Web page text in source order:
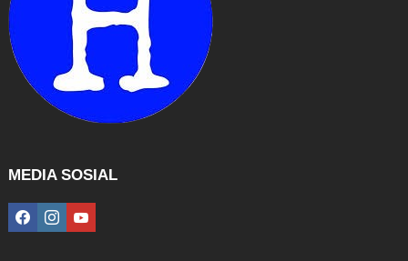
MEDIA SOSIAL
facebookinstagramyoutube